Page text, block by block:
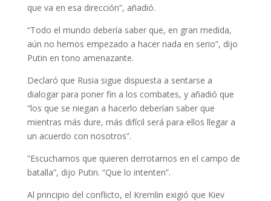
que va en esa dirección”, añadió.
“Todo el mundo debería saber que, en gran medida,
aún no hemos empezado a hacer nada en serio”, dijo
Putin en tono amenazante.
Declaró que Rusia sigue dispuesta a sentarse a
dialogar para poner fin a los combates, y añadió que
“los que se niegan a hacerlo deberían saber que
mientras más dure, más difícil será para ellos llegar a
un acuerdo con nosotros”.
”Escuchamos que quieren derrotarnos en el campo de
batalla”, dijo Putin. “Que lo intenten”.
Al principio del conflicto, el Kremlin exigió que Kiev